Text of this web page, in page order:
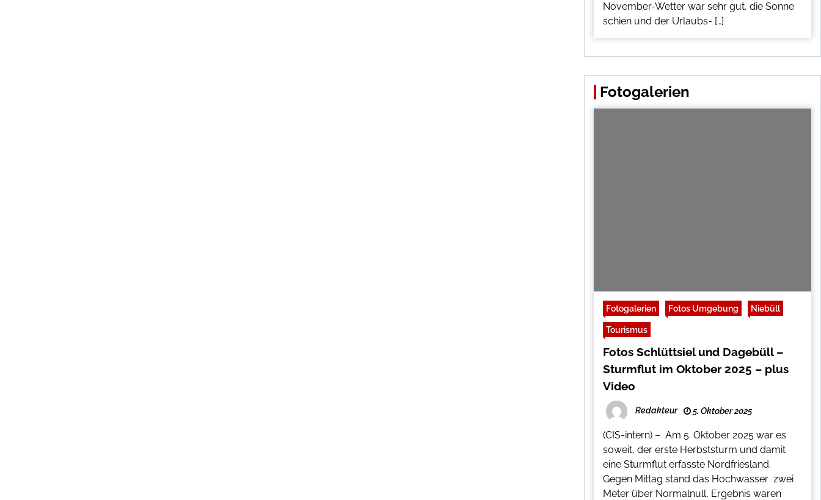
November-Wetter war sehr gut, die Sonne
schien und der Urlaubs- […]
Fotogalerien
Fotogalerien Fotos Umgebung Niebüll
Tourismus
Fotos Schlüttsiel und Dagebüll –
Sturmflut im Oktober 2025 – plus
Video
Redakteur 5. Oktober 2025
(CIS-intern) – Am 5. Oktober 2025 war es
soweit, der erste Herbststurm und damit
eine Sturmflut erfasste Nordfriesland.
Gegen Mittag stand das Hochwasser zwei
Meter über Normalnull, Ergebnis waren